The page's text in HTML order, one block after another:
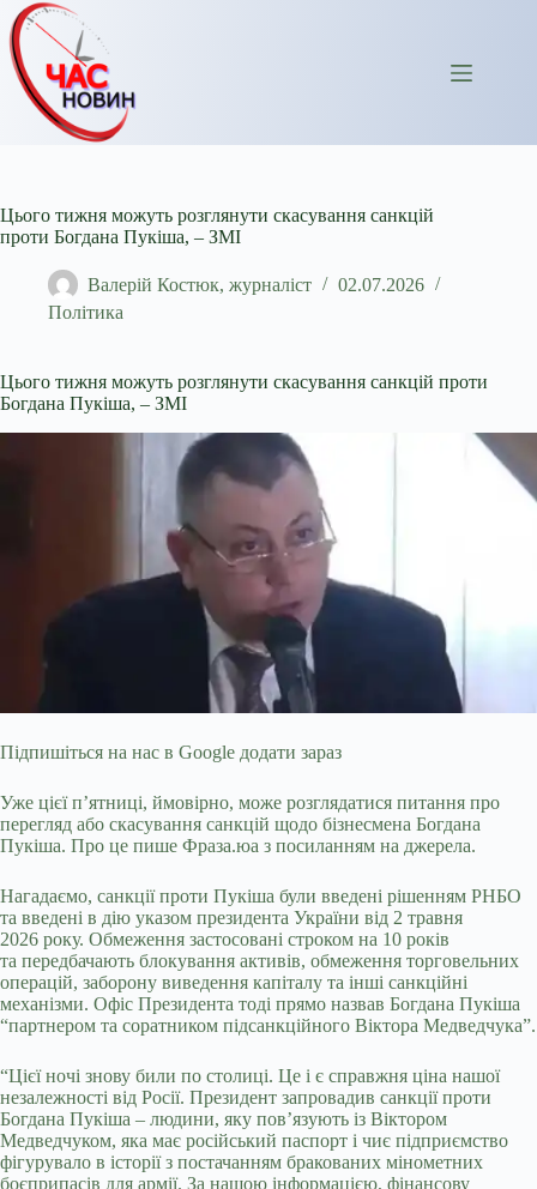
Перейти
до
вмісту
Цього тижня можуть розглянути скасування санкцій
проти Богдана Пукіша, – ЗМІ
Валерій Костюк, журналіст
02.07.2026
Політика
Цього тижня можуть розглянути скасування санкцій проти
Богдана Пукіша, – ЗМІ
Підпишіться на нас в Google додати зараз
Уже цієї п’ятниці, ймовірно, може розглядатися питання про
перегляд або скасування санкцій щодо бізнесмена Богдана
Пукіша. Про це пише Фраза.юа з посиланням на джерела.
Нагадаємо, санкції проти Пукіша були введені рішенням РНБО
та введені в дію указом президента України від 2 травня
2026 року. Обмеження застосовані строком на 10 років
та передбачають блокування активів, обмеження торговельних
операцій, заборону виведення капіталу та інші санкційні
механізми. Офіс Президента тоді прямо назвав Богдана Пукіша
“партнером та соратником підсанкційного Віктора Медведчука”.
“Цієї ночі знову били по столиці. Це і є справжня ціна нашої
незалежності від Росії. Президент запровадив санкції проти
Богдана Пукіша – людини, яку пов’язують із Віктором
Медведчуком, яка має російський паспорт і чиє підприємство
фігурувало в історії з постачанням бракованих мінометних
боєприпасів для армії. За нашою інформацією, фінансову